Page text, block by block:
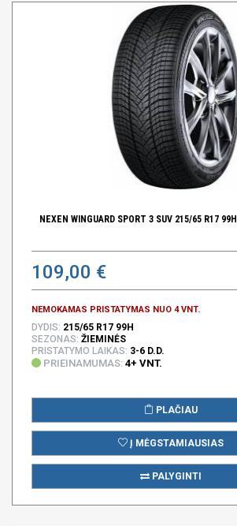
NEXEN WINGUARD SPORT 3 SUV 215/65 R17 99H
109,00 €
NEMOKAMAS PRISTATYMAS NUO 4 VNT.
DYDIS: 215/65 R17 99H
SEZONAS: ŽIEMINĖS
PRISTATYMO LAIKAS: 3-6 D.D.
PRIEINAMUMAS: 4+ VNT.
PLAČIAU
Į MĖGSTAMIAUSIAS
PALYGINTI